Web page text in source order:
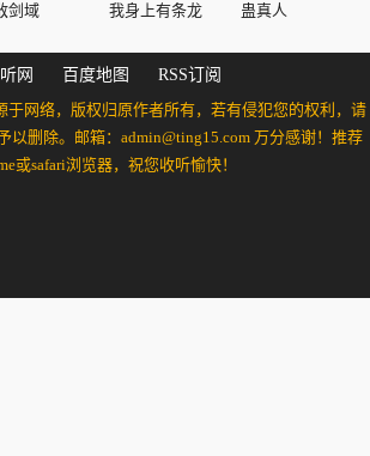
剑域 我身上有条龙 蛊真人
网 百度地图
RSS订阅
于网络，版权归原作者所有，若有侵犯您的权利，请
以删除。邮箱：admin@ting15.com 万分感谢！推荐
或safari浏览器，祝您收听愉快！